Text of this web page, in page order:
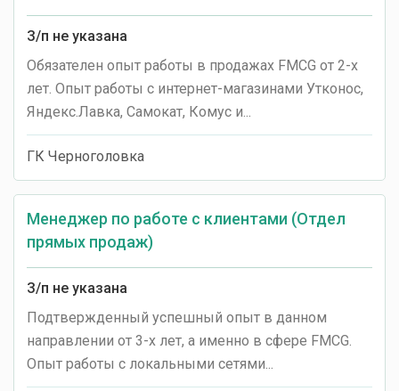
З/п не указана
Обязателен опыт работы в продажах FMCG от 2-х
лет. Опыт работы с интернет-магазинами Утконос,
Яндекс.Лавка, Самокат, Комус и...
ГК Черноголовка
Менеджер по работе с клиентами (Отдел
прямых продаж)
З/п не указана
Подтвержденный успешный опыт в данном
направлении от 3-х лет, а именно в сфере FMCG.
Опыт работы с локальными сетями...